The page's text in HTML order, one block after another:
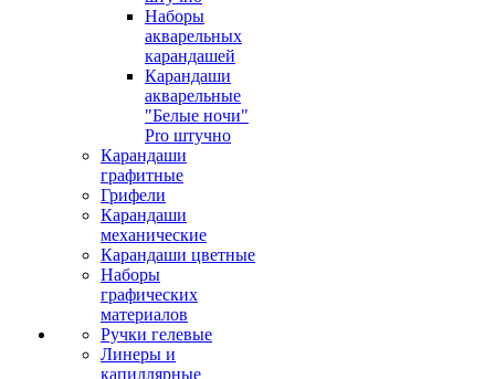
Наборы
акварельных
карандашей
Карандаши
акварельные
"Белые ночи"
Pro штучно
Карандаши
графитные
Грифели
Карандаши
механические
Карандаши цветные
Наборы
графических
материалов
Ручки гелевые
Линеры и
капиллярные